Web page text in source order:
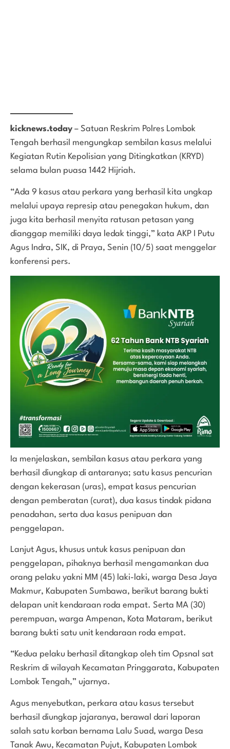
kicknews.today – Satuan Reskrim Polres Lombok
Tengah berhasil mengungkap sembilan kasus melalui
Kegiatan Rutin Kepolisian yang Ditingkatkan (KRYD)
selama bulan puasa 1442 Hijriah.
“Ada 9 kasus atau perkara yang berhasil kita ungkap
melalui upaya represip atau penegakan hukum, dan
juga kita berhasil menyita ratusan petasan yang
dianggap memiliki daya ledak tinggi,” kata AKP I Putu
Agus Indra, SIK, di Praya, Senin (10/5) saat menggelar
konferensi pers.
Ia menjelaskan, sembilan kasus atau perkara yang
berhasil diungkap di antaranya; satu kasus pencurian
dengan kekerasan (uras), empat kasus pencurian
dengan pemberatan (curat), dua kasus tindak pidana
penadahan, serta dua kasus penipuan dan
penggelapan.
Lanjut Agus, khusus untuk kasus penipuan dan
penggelapan, pihaknya berhasil mengamankan dua
orang pelaku yakni MM (45) laki-laki, warga Desa Jaya
Makmur, Kabupaten Sumbawa, berikut barang bukti
delapan unit kendaraan roda empat. Serta MA (30)
perempuan, warga Ampenan, Kota Mataram, berikut
barang bukti satu unit kendaraan roda empat.
“Kedua pelaku berhasil ditangkap oleh tim Opsnal sat
Reskrim di wilayah Kecamatan Pringgarata, Kabupaten
Lombok Tengah,” ujarnya.
Agus menyebutkan, perkara atau kasus tersebut
berhasil diungkap jajaranya, berawal dari laporan
salah satu korban bernama Lalu Suad, warga Desa
Tanak Awu, Kecamatan Pujut, Kabupaten Lombok